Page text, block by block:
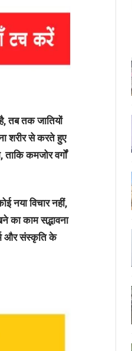
तब तक जातियों
शरीर से करते हुए
कमजोर वर्गों
नया विचार नहीं,
का काम सद्भावना
और संस्कृति के